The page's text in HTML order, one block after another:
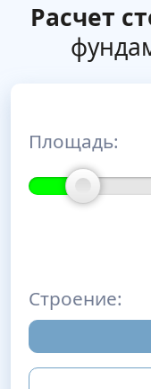
Расчет
Площадь:
Строение: